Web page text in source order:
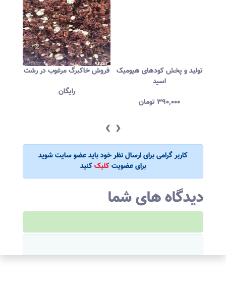
فروش
تولید و پخش کودهای هیومیک
کود آلی گوگرد دار
‹ ›
کاربر گرامی برای ارسال نظر خود باید عضو سایت شوید
برای عضویتکلیککنید
دیدگاه های شما